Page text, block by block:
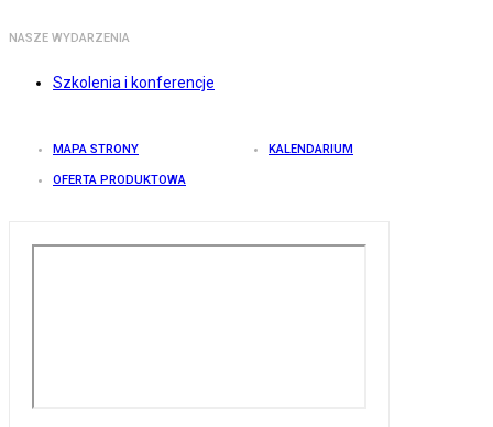
NASZE WYDARZENIA
Szkolenia i konferencje
MAPA STRONY KALENDARIUM
OFERTA PRODUKTOWA